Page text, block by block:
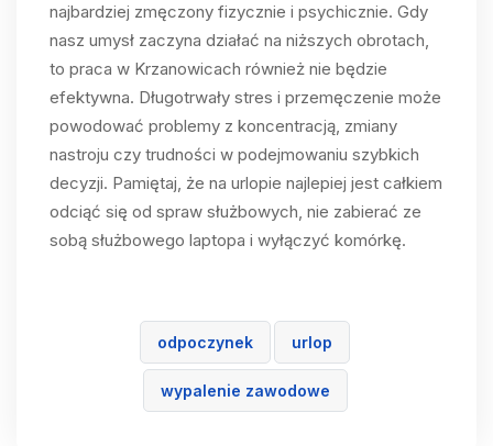
najbardziej zmęczony fizycznie i psychicznie. Gdy
nasz umysł zaczyna działać na niższych obrotach,
to praca w Krzanowicach również nie będzie
efektywna. Długotrwały stres i przemęczenie może
powodować problemy z koncentracją, zmiany
nastroju czy trudności w podejmowaniu szybkich
decyzji. Pamiętaj, że na urlopie najlepiej jest całkiem
odciąć się od spraw służbowych, nie zabierać ze
sobą służbowego laptopa i wyłączyć komórkę.
odpoczynek urlop
wypalenie zawodowe